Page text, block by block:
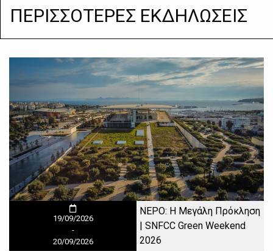
ΠΕΡΙΣΣΟΤΕΡΕΣ ΕΚΔΗΛΩΣΕΙΣ
19/09/2026
-
20/09/2026
ΝΕΡΟ: Η Μεγάλη Πρόκληση
| SNFCC Green Weekend
2026